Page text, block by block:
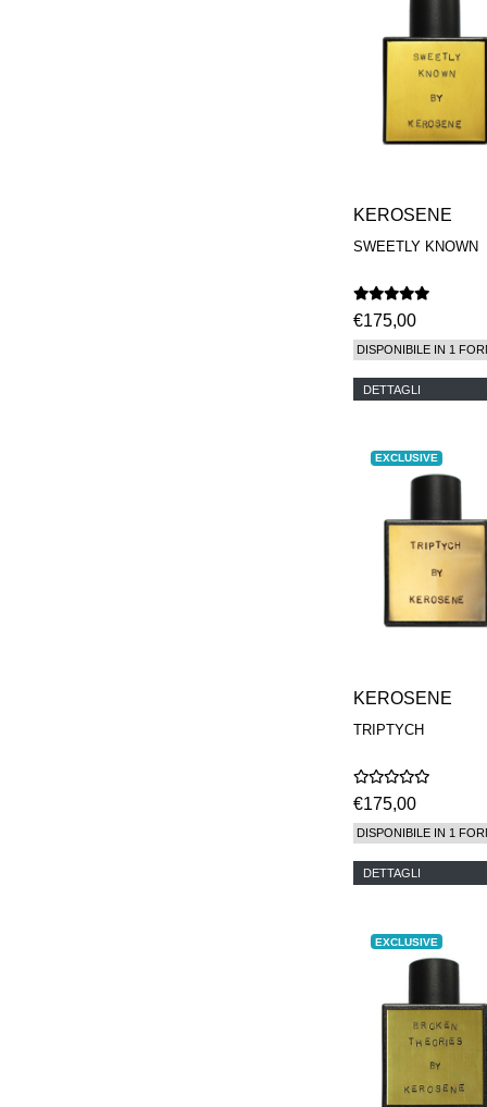
KEROSENE
SWEETLY KNOWN
€175,00
DISPONIBILE IN 1
DETTAGLI
EXCLUSIVE
KEROSENE
TRIPTYCH
€175,00
DISPONIBILE IN 1
DETTAGLI
EXCLUSIVE